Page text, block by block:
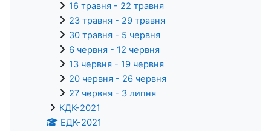
16 травня - 22 травня
23 травня - 29 травня
30 травня - 5 червня
6 червня - 12 червня
13 червня - 19 червня
20 червня - 26 червня
27 червня - 3 липня
КДК-2021
ЕДК-2021